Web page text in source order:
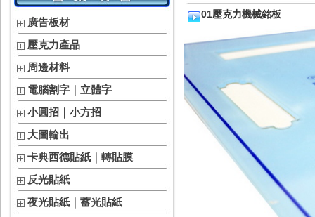
廣告板材
壓克力產品
周邊材料
電腦割字｜立體字
小圓招｜小方招
大圖輸出
卡典西德貼紙｜轉貼膜
反光貼紙
夜光貼紙｜蓄光貼紙
01壓克力機械銘板